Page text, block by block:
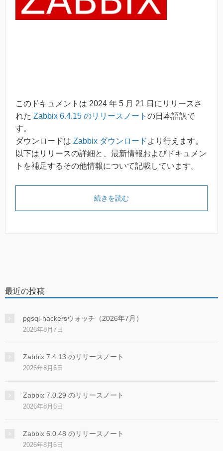
このドキュメントは 2024 年 5 月 21 日にリリースさ
れた Zabbix 6.4.15 のリリースノート の日本語訳で
す。
ダウンロードは Zabbix ダウンロード より行えます。
以下はリリースの詳細と、最新情報およびドキュメン
トを補足するその他情報について記載しています。
続きを読む
最近の投稿
pgsql-hackersウォッチ（2026年7月）
2026年8月7日
Zabbix 7.4.13 のリリースノート
2026年8月6日
Zabbix 7.0.29 のリリースノート
2026年8月6日
Zabbix 6.0.48 のリリースノート
2026年8月6日